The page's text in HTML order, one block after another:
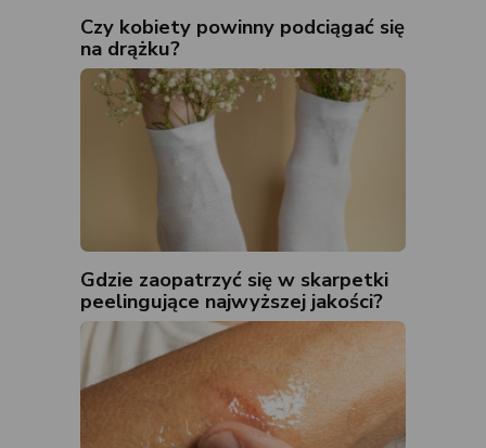
Czy kobiety powinny podciągać się
na drążku?
Gdzie zaopatrzyć się w skarpetki
peelingujące najwyższej jakości?